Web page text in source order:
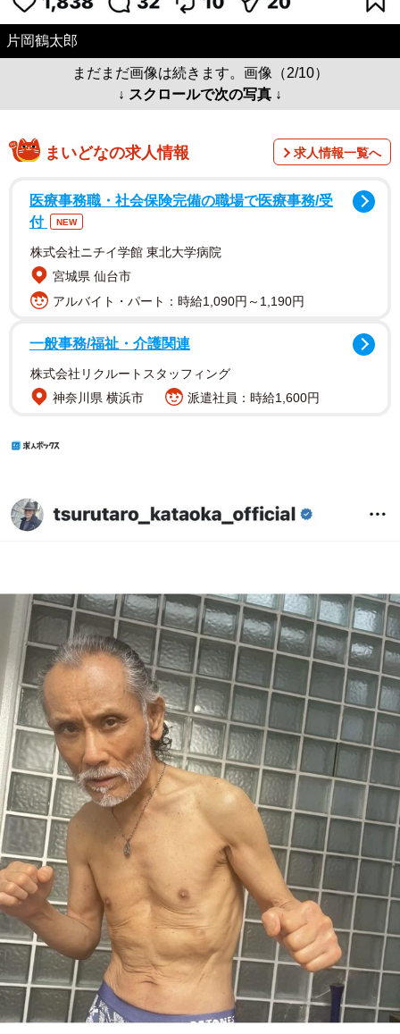
片岡鶴太郎
まだまだ画像は続きます。画像（2/10）
↓ スクロールで次の写真 ↓
まいどなの求人情報 求人情報一覧へ
医療事務職・社会保険完備の職場で医療事務/受
付
NEW
株式会社ニチイ学館 東北大学病院
宮城県 仙台市
アルバイト・パート：時給1,090円～1,190円
一般事務/福祉・介護関連
株式会社リクルートスタッフィング
神奈川県 横浜市
派遣社員：時給1,600円